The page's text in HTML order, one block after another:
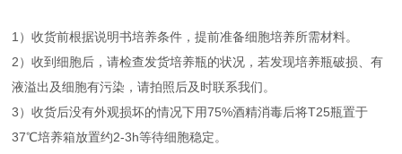
1）收货前根据说明书培养条件，提前准备细胞培养所需材料。
2）收到细胞后，请检查发货培养瓶的状况，若发现培养瓶破损、有
液溢出及细胞有污染，请拍照后及时联系我们。
3）收货后没有外观损坏的情况下用75%酒精消毒后将T25瓶置于
37℃培养箱放置约2-3h等待细胞稳定。